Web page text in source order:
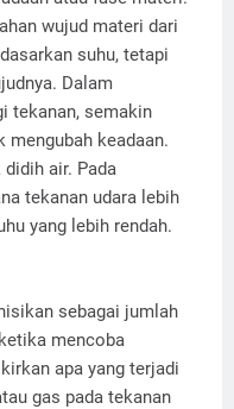
wujud materi dari
suhu, tetapi
Dalam
tekanan, semakin
mengubah keadaan.
air. Pada
tekanan udara lebih
yang lebih rendah.
sebagai jumlah
mencoba
apa yang terjadi
gas pada tekanan